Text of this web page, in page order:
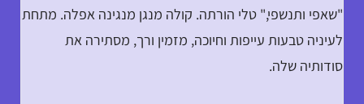
"שאפי ותנשפי," טלי הורתה. קולה מנגן מנגינה אפלה. מתחת
לעיניה טבעות עייפות וחיוכה, מזמין ורך, מסתירה את
סודותיה שלה.